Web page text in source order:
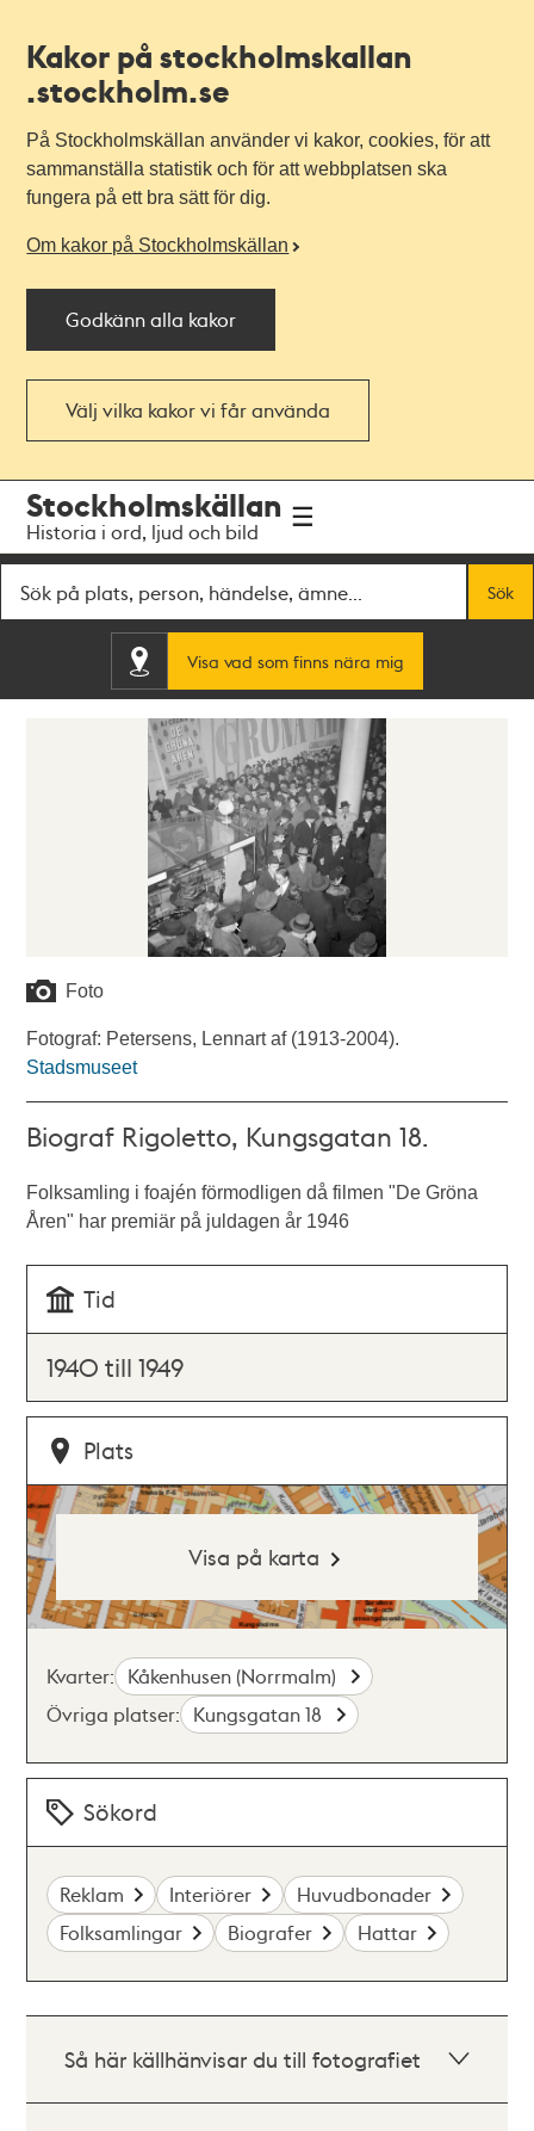
Kakor på stockholmskallan
.stockholm.se
På Stockholmskällan använder vi kakor, cookies, för att
sammanställa statistik och för att webbplatsen ska
fungera på ett bra sätt för dig.
Om kakor på Stockholmskällan
Godkänn alla kakor
Välj vilka kakor vi får använda
navigationen
huvudinnehållet
Stockholmskällan
Historia i ord, ljud och bild
Sök
Visa vad som finns nära mig
Foto
Fotograf: Petersens, Lennart af (1913-2004).
Stadsmuseet
Biograf Rigoletto, Kungsgatan 18.
Folksamling i foajén förmodligen då filmen "De Gröna
Åren" har premiär på juldagen år 1946
Tid
1940 till 1949
Plats
Visa på karta
Kvarter: Kåkenhusen (Norrmalm)
Övriga platser: Kungsgatan 18
Sökord
Reklam Interiörer
Huvudbonader
Folksamlingar
Biografer Hattar
Så här källhänvisar du till fotografiet